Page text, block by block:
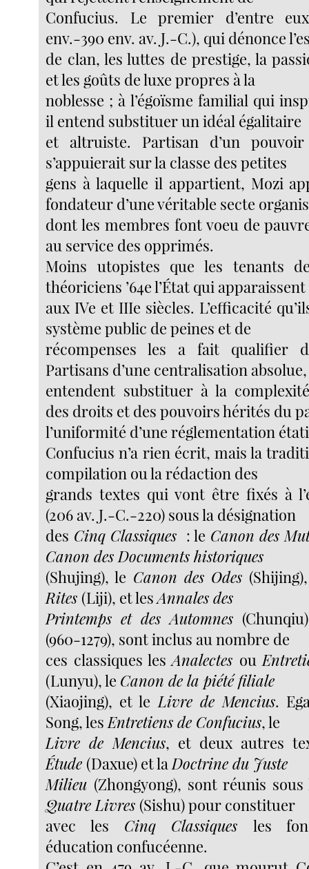
Confucius. Le premier d’entre
env.-390 env. av. J.-C.), qui dénonce
de clan, les luttes de prestige, la
et les goûts de luxe propres à la
noblesse ; à l’égoïsme familial qui
il entend substituer un idéal égalitaire
et altruiste. Partisan d’un
s’appuierait sur la classe des petites
gens à laquelle il appartient, Mozi
fondateur d’une véritable secte
dont les membres font voeu de
au service des opprimés.
Moins utopistes que les tenants
théoriciens ’64e l’État qui apparaissent
aux IVe et IIIe siècles. L’efficacité
système public de peines et de
récompenses les a fait qualifier
Partisans d’une centralisation
entendent substituer à la
des droits et des pouvoirs hérités du
l’uniformité d’une réglementation
Confucius n’a rien écrit, mais la
compilation ou la rédaction des
grands textes qui vont être fixés à
(206 av. J.-C.-220) sous la désignation
des Cinq Classiques : le Canon des
Canon des Documents historiques
(Shujing), le Canon des Odes
Rites (Liji), et lesAnnales des
Printemps et des Automnes
(960-1279), sont inclus au nombre de
ces classiques lesAnalectes ou
(Lunyu), le Canon de la piété filiale
(Xiaojing), et le Livre de Mencius.
Song, les Entretiens de Confucius, le
Livre de Mencius, et deux autres
Étude (Daxue) et la Doctrine du Juste
Milieu (Zhongyong), sont réunis sous
Quatre Livres (Sishu) pour constituer
avec les Cinq Classiques les
éducation confucéenne.